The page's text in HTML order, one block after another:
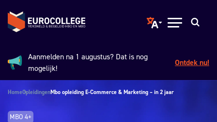
Spring naar hoofdinhoud
Terug naar de homepage
Translate page to
Open menu
Aankondiging:
Aanmelden na 1 augustus? Dat is nog
mogelijk!
Ontdek nu!
HomeOpleidingenMbo opleiding E-Commerce & Marketing – in 2 jaar
MBO 4+